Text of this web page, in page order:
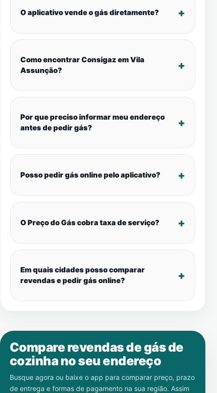
O aplicativo vende o gás diretamente?
Como encontrar Consigaz em Vila
Assunção?
Por que preciso informar meu endereço
antes de pedir gás?
Posso pedir gás online pelo aplicativo?
O Preço do Gás cobra taxa de serviço?
Em quais cidades posso comparar
revendas e pedir gás online?
Compare revendas de gás de
cozinha no seu endereço
Busque agora ou baixe o app para comparar preço, prazo
de entrega e formas de pagamento na sua região. Assim